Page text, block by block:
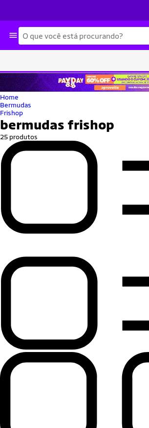
Busca
Home
Bermudas
Frishop
bermudas frishop
25 produtos